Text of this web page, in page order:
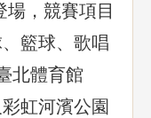
，競賽項目
籃球、歌唱
北體育館
虹河濱公園